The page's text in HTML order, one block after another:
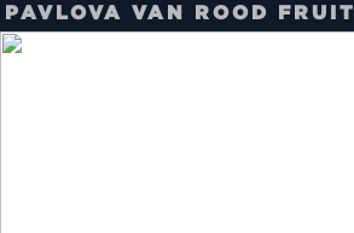
PAVLOVA VAN ROOD FRUIT